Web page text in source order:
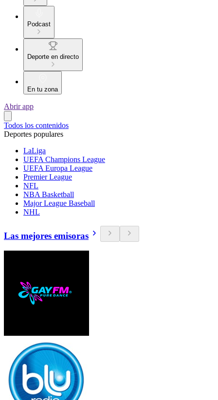
Podcast
Deporte en directo
En tu zona
Abrir app
Todos los contenidos
Deportes populares
LaLiga
UEFA Champions League
UEFA Europa League
Premier League
NFL
NBA Basketball
Major League Baseball
NHL
Las mejores emisoras